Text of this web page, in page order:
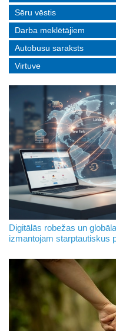
Sēru vēstis
Darba meklētājiem
Autobusu saraksts
Virtuve
Digitālās robežas un
izmantojam starptautiskus